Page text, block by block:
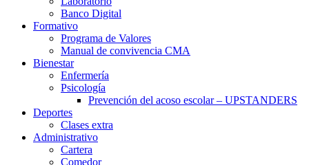
Banco Digital
Formativo
Programa de Valores
Manual de convivencia CMA
Bienestar
Enfermería
Psicología
Prevención del acoso escolar – UPSTANDERS
Deportes
Clases extra
Administrativo
Cartera
Comedor